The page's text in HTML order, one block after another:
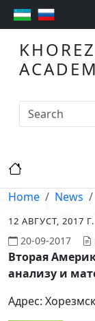
Home News
12 АВГУСТ, 2017 Г.
20-09-2017
Вторая
анализу и
Адрес: